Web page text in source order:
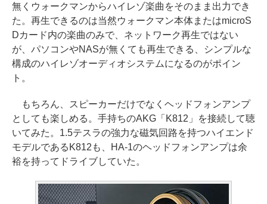
無くウォークマンからハイレゾ楽曲をそのまま出力でき
た。再生できるのは当然ウォークマン本体またはmicroS
Dカード内の楽曲のみで、ネットワーク再生ではない
が、パソコンやNASが無くても再生できる、シンプルな
構成のハイレゾオーディオシステムになるのがポイン
ト。
もちろん、スピーカーだけでなくヘッドフォンアンプ
としても楽しめる。手持ちのAKG「K812」を接続して聴
いてみた。1.5テスラの強力な磁気回路を持つハイエンド
モデルであるK812も、HA-1のヘッドフォンアンプは余
裕を持ってドライブしていた。